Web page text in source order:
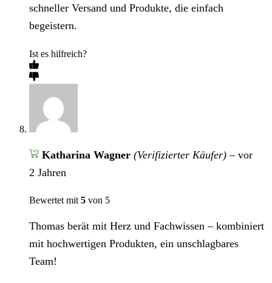
schneller Versand und Produkte, die einfach
begeistern.
Ist es hilfreich?
Katharina Wagner (Verifizierter Käufer) – vor
2 Jahren
Bewertet mit5 von 5
Thomas berät mit Herz und Fachwissen – kombiniert
mit hochwertigen Produkten, ein unschlagbares
Team!